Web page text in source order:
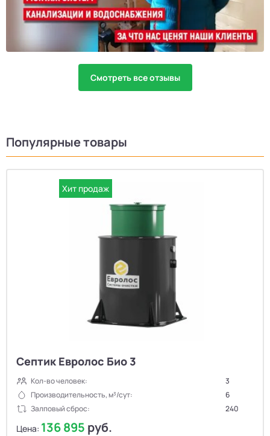
Смотреть все отзывы
Популярные товары
Хит продаж
Септик Евролос Био 3
Кол-во человек:
3
Производительность, м³/сут:
6
Залповый сброс:
240
Цена: 136 895 руб.